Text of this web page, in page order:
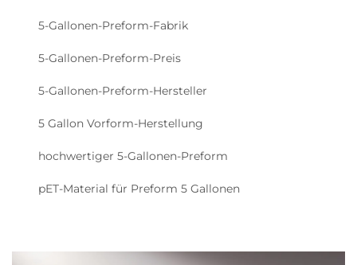
5-Gallonen-Preform-Fabrik
5-Gallonen-Preform-Preis
5-Gallonen-Preform-Hersteller
5 Gallon Vorform-Herstellung
hochwertiger 5-Gallonen-Preform
pET-Material für Preform 5 Gallonen